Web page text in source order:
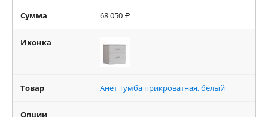
Сумма 68 050 Р
Иконка
Товар Анет Тумба прикроватная, белый
Опции